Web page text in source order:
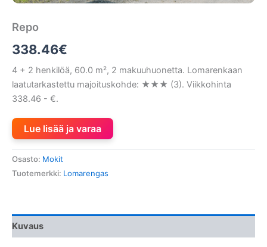
Repo
338.46€
4 + 2 henkilöä, 60.0 m², 2 makuuhuonetta. Lomarenkaan
laatutarkastettu majoituskohde: ★★★ (3). Viikkohinta
338.46 - €.
Lue lisää ja varaa
Osasto: Mokit
Tuotemerkki: Lomarengas
Kuvaus